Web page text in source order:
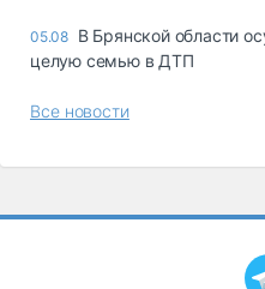
05.08 В Брянской области
целую семью в ДТП
Все новости